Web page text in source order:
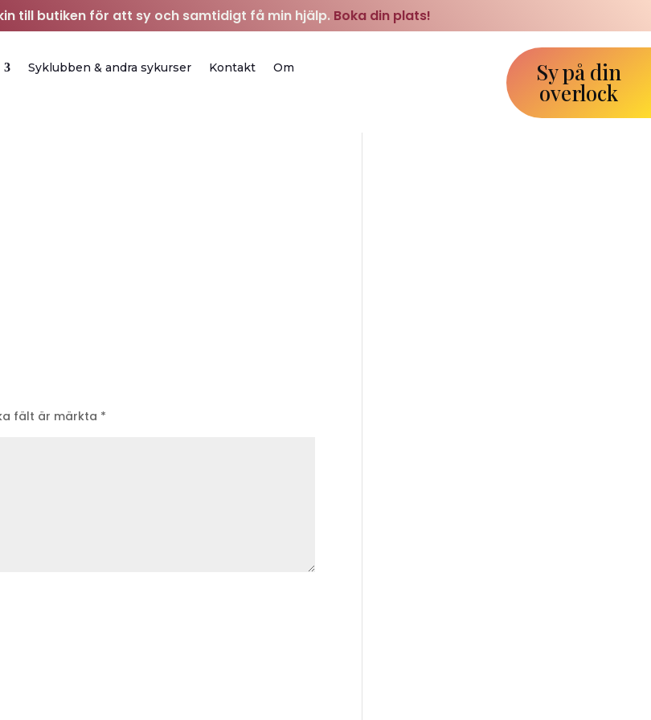
till butiken för att sy och samtidigt få min hjälp. Boka din plats!
Syklubben & andra sykurser Kontakt Om Sy på din
overlock
fält är märkta *